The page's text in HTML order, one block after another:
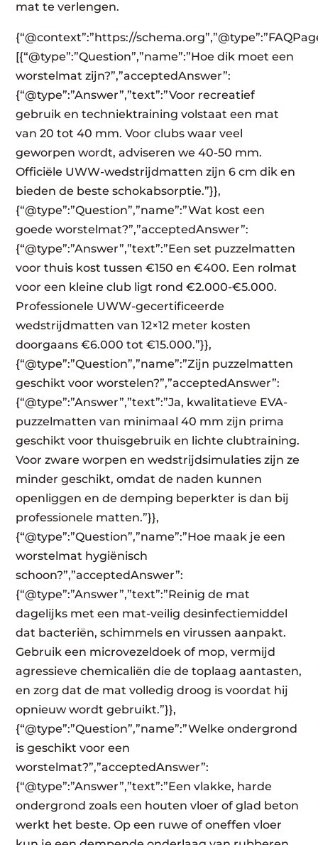
mat te verlengen.
{“@context”:”https://
[{“@type”:”Question”,”name”:”Hoe dik moet een
worstelmat zijn?”,”acceptedAnswer”:
{“@type”:”Answer”,”text”:”Voor recreatief
gebruik en techniektraining volstaat een mat
van 20 tot 40 mm. Voor clubs waar veel
geworpen wordt, adviseren we 40-50 mm.
Officiële UWW-wedstrijdmatten zijn 6 cm dik en
bieden de beste schokabsorptie.”}},
{“@type”:”Question”,”name”:”Wat kost een
goede worstelmat?”,”acceptedAnswer”:
{“@type”:”Answer”,”text”:”Een set puzzelmatten
voor thuis kost tussen €150 en €400. Een rolmat
voor een kleine club ligt rond €2.000-€5.000.
Professionele UWW-gecertificeerde
wedstrijdmatten van 12×12 meter kosten
doorgaans €6.000 tot €15.000.”}},
{“@type”:”Question”,”name”:”Zijn puzzelmatten
geschikt voor worstelen?”,”acceptedAnswer”:
{“@type”:”Answer”,”text”:”Ja, kwalitatieve EVA-
puzzelmatten van minimaal 40 mm zijn prima
geschikt voor thuisgebruik en lichte clubtraining.
Voor zware worpen en wedstrijdsimulaties zijn ze
minder geschikt, omdat de naden kunnen
openliggen en de demping beperkter is dan bij
professionele matten.”}},
{“@type”:”Question”,”name”:”Hoe maak je een
worstelmat hygiënisch
schoon?”,”acceptedAnswer”:
{“@type”:”Answer”,”text”:”Reinig de mat
dagelijks met een mat-veilig desinfectiemiddel
dat bacteriën, schimmels en virussen aanpakt.
Gebruik een microvezeldoek of mop, vermijd
agressieve chemicaliën die de toplaag aantasten,
en zorg dat de mat volledig droog is voordat hij
opnieuw wordt gebruikt.”}},
{“@type”:”Question”,”name”:”Welke ondergrond
is geschikt voor een
worstelmat?”,”acceptedAnswer”:
{“@type”:”Answer”,”text”:”Een vlakke, harde
ondergrond zoals een houten vloer of glad beton
werkt het beste. Op een ruwe of oneffen vloer